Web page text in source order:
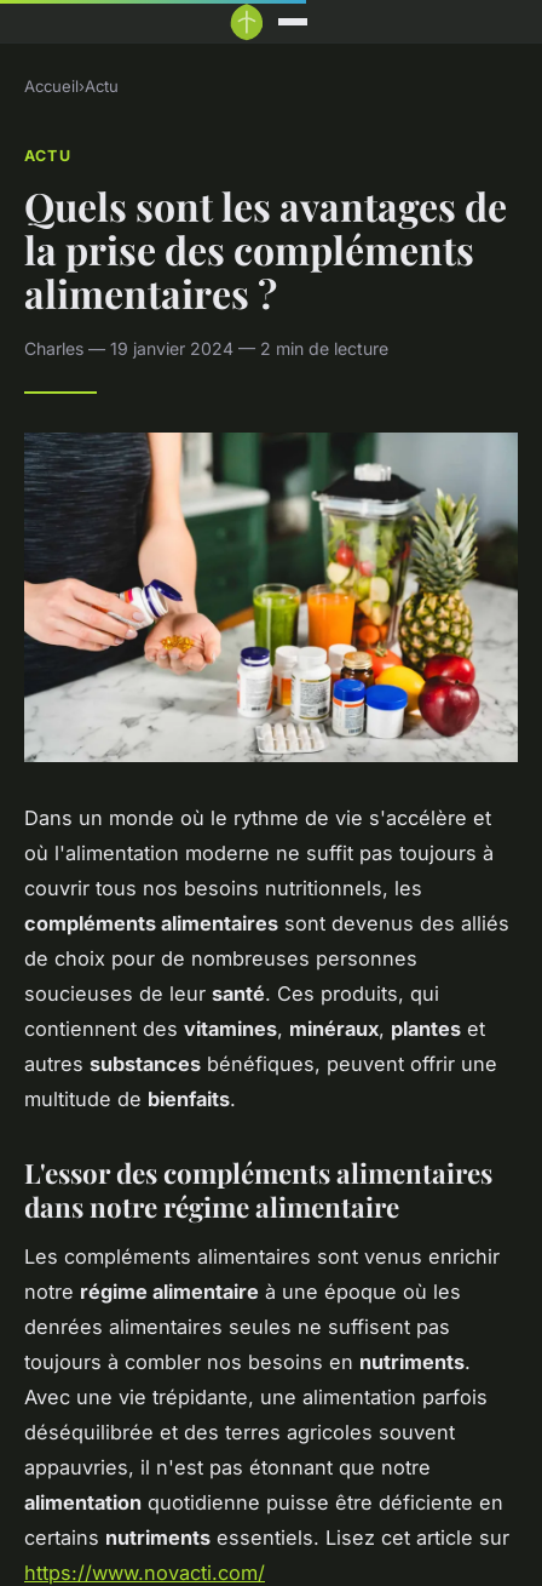
Accueil›Actu
ACTU
Quels sont les avantages de
la prise des compléments
alimentaires ?
Charles — 19 janvier 2024 — 2 min de lecture
Dans un monde où le rythme de vie s'accélère et
où l'alimentation moderne ne suffit pas toujours à
couvrir tous nos besoins nutritionnels, les
compléments alimentaires sont devenus des alliés
de choix pour de nombreuses personnes
soucieuses de leur santé. Ces produits, qui
contiennent des vitamines, minéraux, plantes et
autres substances bénéfiques, peuvent offrir une
multitude de bienfaits.
L'essor des compléments alimentaires
dans notre régime alimentaire
Les compléments alimentaires sont venus enrichir
notre régime alimentaire à une époque où les
denrées alimentaires seules ne suffisent pas
toujours à combler nos besoins en nutriments.
Avec une vie trépidante, une alimentation parfois
déséquilibrée et des terres agricoles souvent
appauvries, il n'est pas étonnant que notre
alimentation quotidienne puisse être déficiente en
certains nutriments essentiels. Lisez cet article sur
https://www.novacti.com/